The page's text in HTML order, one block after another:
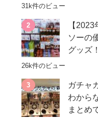
31k件のビュー
【
ソーの
グッズ
26k件のビュー
ガチャ
わから
まとめ